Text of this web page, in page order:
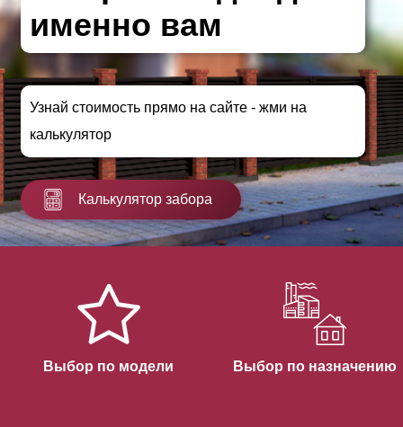
именно вам
Узнай стоимость прямо на сайте - жми на
калькулятор
Калькулятор забора
Выбор по модели Выбор по назначению